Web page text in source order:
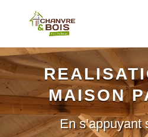
MAISON
En s’appuyant